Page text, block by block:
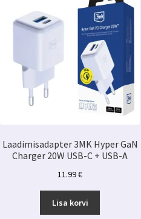
Laadimisadapter 3MK Hyper GaN
Charger 20W USB-C + USB-A
11.99€
Lisa korvi